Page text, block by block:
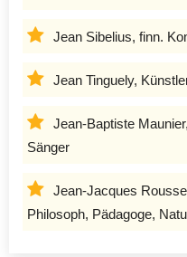
Jean Sibelius, finn.
Jean Tinguely,
Jean-Baptiste
Sänger
Jean-Jacques
Philosoph, Pädagoge,